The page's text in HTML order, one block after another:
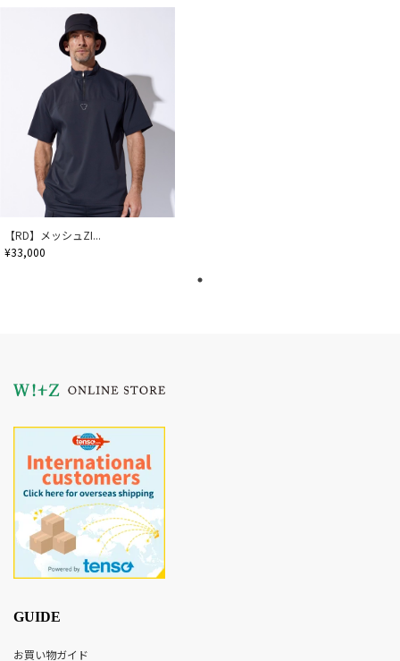
【RD】メッシュZI...
¥33,000
GUIDE
お買い物ガイド